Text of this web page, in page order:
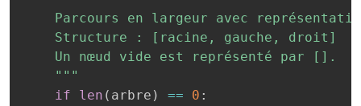
Parcours en largeur avec
    Structure : [racine, gauche, droit]
    Un nœud vide est représenté par [].
    """
if
len ( arbre ) == 0 :